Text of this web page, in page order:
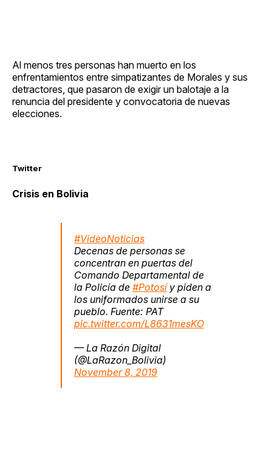
Al menos tres personas han muerto en los
enfrentamientos entre simpatizantes de Morales y sus
detractores, que pasaron de exigir un balotaje a la
renuncia del presidente y convocatoria de nuevas
elecciones.
Twitter
Crisis en Bolivia
#VideoNoticias
Decenas de personas se
concentran en puertas del
Comando Departamental de
la Policía de #Potosíy piden a
los uniformados unirse a su
pueblo. Fuente: PAT
pic.twitter.com/L8631mesKO
— La Razón Digital
(@LaRazon_Bolivia)
November 8, 2019